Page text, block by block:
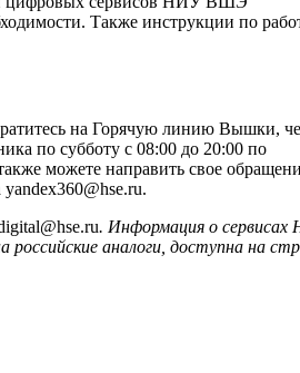
Также инструкции по
на Горячую линию Вышки,
по субботу с 08:00 до 20:00 по
можете направить свое
. Информация о
аналоги, доступна на